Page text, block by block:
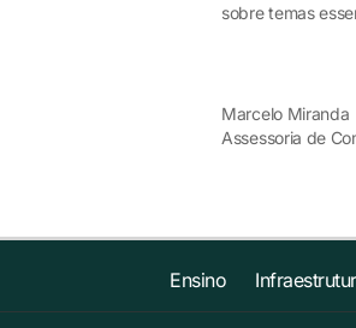
sobre temas
Marcelo Miranda
Assessoria de
Ensino